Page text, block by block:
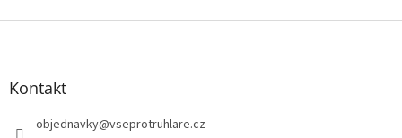
Z
Kontakt
objednavky@vseprotruhlare.cz